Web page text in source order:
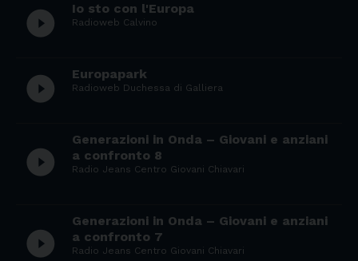
play_circle_filled Io sto con l'Europa
Radioweb Calvino
play_circle_filled Europapark
Radioweb Duchessa di Galliera
play_circle_filled
Generazioni in Onda – Giovani e anziani
a confronto 8
Radio Jeans Centro Giovani Chiavari
play_circle_filled
Generazioni in Onda – Giovani e anziani
a confronto 7
Radio Jeans Centro Giovani Chiavari